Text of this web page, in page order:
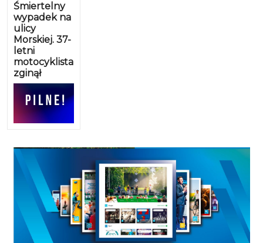
Śmiertelny
wypadek na
ulicy
Morskiej. 37-
letni
motocyklista
zginął